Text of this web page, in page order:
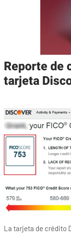
Reporte de
tarjeta
La tarjeta de crédito